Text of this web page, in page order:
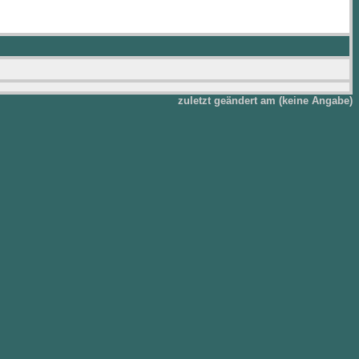
zuletzt geändert am (keine Angabe)